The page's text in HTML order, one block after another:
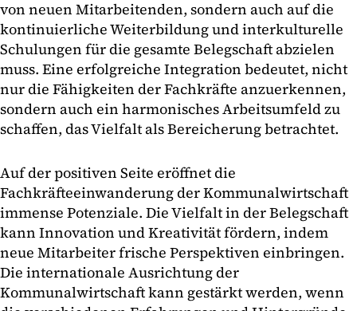
von neuen Mitarbeitenden, sondern auch auf die
kontinuierliche Weiterbildung und interkulturelle
Schulungen für die gesamte Belegschaft abzielen
muss. Eine erfolgreiche Integration bedeutet, nicht
nur die Fähigkeiten der Fachkräfte anzuerkennen,
sondern auch ein harmonisches Arbeitsumfeld zu
schaffen, das Vielfalt als Bereicherung betrachtet.
Auf der positiven Seite eröffnet die
Fachkräfteeinwanderung der Kommunalwirtschaft
immense Potenziale. Die Vielfalt in der Belegschaft
kann Innovation und Kreativität fördern, indem
neue Mitarbeiter frische Perspektiven einbringen.
Die internationale Ausrichtung der
Kommunalwirtschaft kann gestärkt werden, wenn